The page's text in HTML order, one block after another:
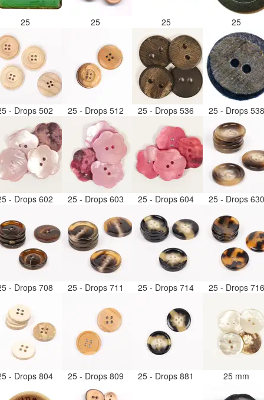
25 25 25 25
- Drops 502 25 - Drops 512 25 - Drops 536 25 - Drops
- Drops 602 25 - Drops 603 25 - Drops 604 25 - Drops
- Drops 708 25 - Drops 711 25 - Drops 714 25 - Drops
- Drops 804 25 - Drops 809 25 - Drops 881 25 mm